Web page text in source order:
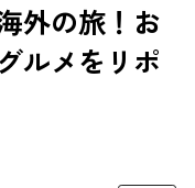
外の旅！お
ルメをリポ